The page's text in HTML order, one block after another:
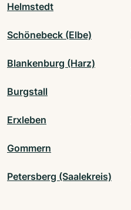
Helmstedt
Schönebeck (Elbe)
Blankenburg (Harz)
Burgstall
Erxleben
Gommern
Petersberg (Saalekreis)